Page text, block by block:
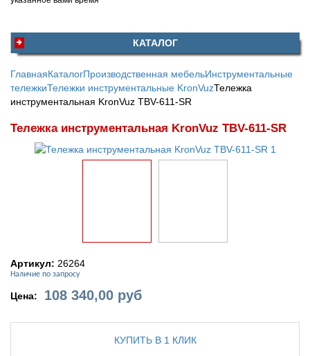
КАТАЛОГ
ГлавнаяКаталогПроизводственная мебельИнструментальные
тележкиТележки инструментальные KronVuzТележка
инструментальная KronVuz TBV-611-SR
Тележка инструментальная KronVuz TBV-611-SR
Артикул: 26264
Наличие по запросу
Цена: 108 340,00 руб
КУПИТЬ В 1 КЛИК